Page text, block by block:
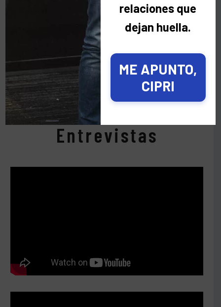
Entrevistas
relaciones que
dejan huella.
ME APUNTO,
CIPRI